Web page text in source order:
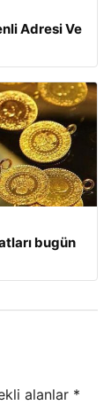
Adresi Ve
bugün
alanlar *